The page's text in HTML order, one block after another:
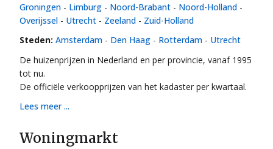
Groningen - Limburg - Noord-Brabant - Noord-Holland -
Overijssel - Utrecht - Zeeland - Zuid-Holland
Steden: Amsterdam - Den Haag - Rotterdam - Utrecht
De huizenprijzen in Nederland en per provincie, vanaf 1995
tot nu.
De officiële verkoopprijzen van het kadaster per kwartaal.
Lees meer ...
Woningmarkt